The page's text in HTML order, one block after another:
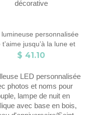
lumineuse personnalisée
t’aime jusqu’à la lune et
» pour grand-mère et
pour grand-mère,
d’anniversaire, veilleuse
décorative
$ 41.10